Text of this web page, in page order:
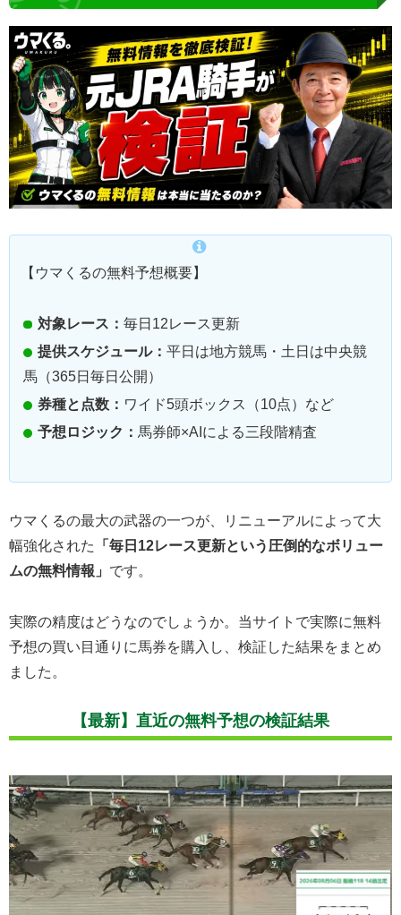
【ウマくるの無料予想概要】
対象レース：毎日12レース更新
提供スケジュール：平日は地方競馬・土日は中央競
馬（365日毎日公開）
券種と点数： ワイド5頭ボックス（10点）など
予想ロジック： 馬券師×AIによる三段階精査
ウマくるの最大の武器の一つが、リニューアルによって大
幅強化された
「毎日12レース更新という圧倒的なボリュー
ムの無料情報」 です。
実際の精度はどうなのでしょうか。当サイトで実際に無料
予想の買い目通りに馬券を購入し、検証した結果をまとめ
ました。
【最新】直近の無料予想の検証結果